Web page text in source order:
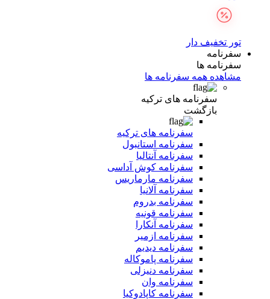
تور تخفیف دار
سفرنامه
سفرنامه ها
مشاهده همه سفرنامه ها
سفرنامه های ترکیه
بازگشت
سفرنامه های ترکیه
سفرنامه استانبول
سفرنامه آنتالیا
سفرنامه کوش آداسی
سفرنامه مارماریس
سفرنامه آلانیا
سفرنامه بدروم
سفرنامه قونیه
سفرنامه آنکارا
سفرنامه ازمیر
سفرنامه دیدیم
سفرنامه پاموکاله
سفرنامه دنیزلی
سفرنامه وان
سفرنامه کاپادوکیا